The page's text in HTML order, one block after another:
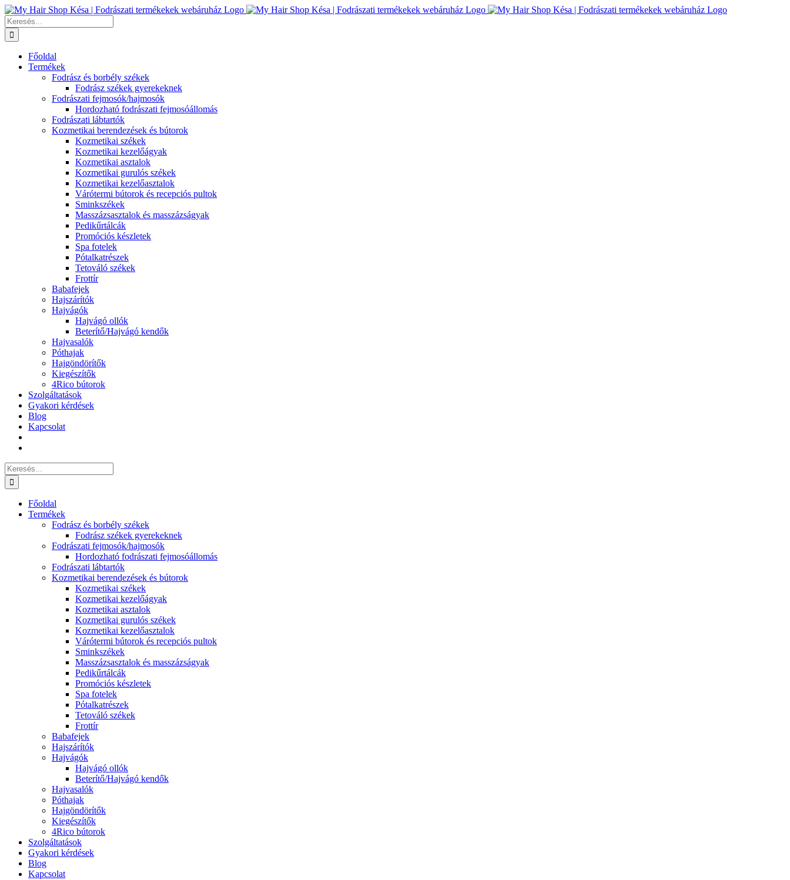
Kihagyás
Keresés...
Főoldal
Termékek
Fodrász és borbély székek
Fodrász székek gyerekeknek
Fodrászati fejmosók/hajmosók
Hordozható fodrászati fejmosóállomás
Fodrászati lábtartók
Kozmetikai berendezések és bútorok
Kozmetikai székek
Kozmetikai kezelőágyak
Kozmetikai asztalok
Kozmetikai gurulós székek
Kozmetikai kezelőasztalok
Várótermi bútorok és recepciós pultok
Sminkszékek
Masszázsasztalok és masszázságyak
Pedikűrtálcák
Promóciós készletek
Spa fotelek
Pótalkatrészek
Tetováló székek
Frottír
Babafejek
Hajszárítók
Hajvágók
Hajvágó ollók
Beterítő/Hajvágó kendők
Hajvasalók
Póthajak
Hajgöndörítők
Kiegészítők
4Rico bútorok
Szolgáltatások
Gyakori kérdések
Blog
Kapcsolat
Keresés...
Főoldal
Termékek
Fodrász és borbély székek
Fodrász székek gyerekeknek
Fodrászati fejmosók/hajmosók
Hordozható fodrászati fejmosóállomás
Fodrászati lábtartók
Kozmetikai berendezések és bútorok
Kozmetikai székek
Kozmetikai kezelőágyak
Kozmetikai asztalok
Kozmetikai gurulós székek
Kozmetikai kezelőasztalok
Várótermi bútorok és recepciós pultok
Sminkszékek
Masszázsasztalok és masszázságyak
Pedikűrtálcák
Promóciós készletek
Spa fotelek
Pótalkatrészek
Tetováló székek
Frottír
Babafejek
Hajszárítók
Hajvágók
Hajvágó ollók
Beterítő/Hajvágó kendők
Hajvasalók
Póthajak
Hajgöndörítők
Kiegészítők
4Rico bútorok
Szolgáltatások
Gyakori kérdések
Blog
Kapcsolat